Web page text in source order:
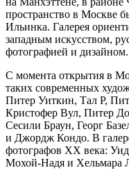
пространство в Москве
Ильинка. Галерея
западным искусством,
фотографией и дизайном.
С момента открытия в
таких современных
Питер Уиткин, Тал Р,
Кристофер Вул, Питер
Сесили Браун, Георг
и Джордж Кондо. В
фотографов ХХ века:
Мохой-Надя и Хельмара